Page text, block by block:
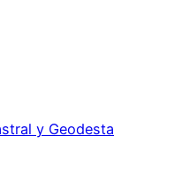
y Geodesta